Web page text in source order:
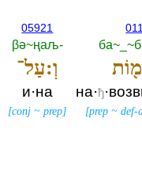
на·ђ
[prep ~def-
05921
βә~ңаљ-‎
וְ:עַל־
и·на
[conj ~prep]